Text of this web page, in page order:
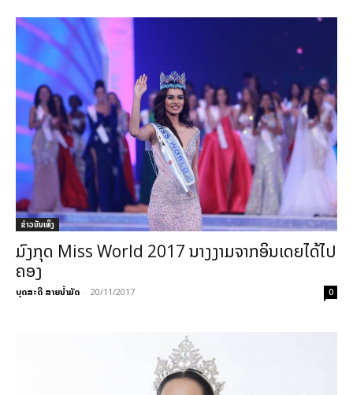
​ຂ່າວບັນເທິງ
ມົງກຸດ Miss World 2017 ນາງງາມຈາກອິນເດຍໄດ້ໄປ
ຄອງ
ບຸດສະດີ ສາຍນ້ຳມັດ - 20/11/2017 0